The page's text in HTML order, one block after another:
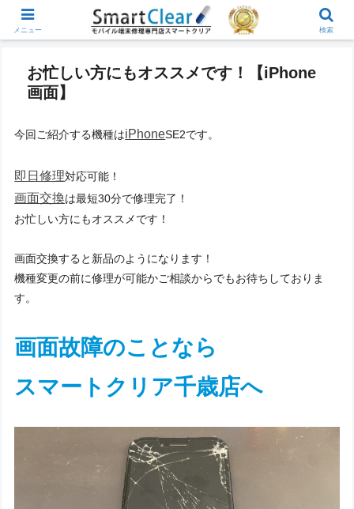
お忙しい方にもオススメです！【iPhone
画面】
今回ご紹介する機種はiPhoneSE2です。
即日修理対応可能！
画面交換は最短30分で修理完了！
お忙しい方にもオススメです！
画面交換すると新品のようになります！
機種変更の前に修理が可能かご相談からでもお待ちしておりま
す。
画面故障のことなら
スマートクリア千歳店へ
メニュー 検索